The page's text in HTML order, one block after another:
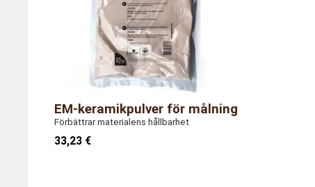
EM-keramikpulver för målning
Förbättrar materialens hållbarhet
33,23 €